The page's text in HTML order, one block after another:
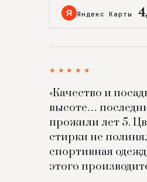
Я Яндекс Карты
★★★★★
«Качество и
высоте…
прожили лет 5.
стирки не
спортивная
этого